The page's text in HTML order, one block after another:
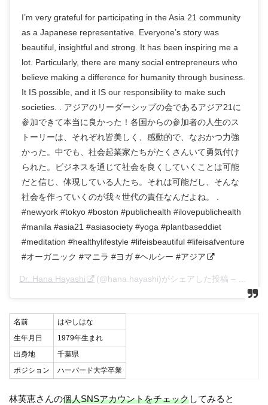
I’m very grateful for participating in the Asia 21 community
as a Japanese representative. Everyone’s story was
beautiful, insightful and strong. It has been inspiring me a
lot. Particularly, there are many social entrepreneurs who
believe making a difference for humanity through business.
It IS possible, and it IS our responsibility to make such
societies. . アジアのリーダーシップの会であるアジア21に
参加できて本当に良かった！各国からの参加者の人生のス
トーリーは、それぞれ皆美しく、感動的で、なおかつ力強
かった。中でも、社会起業家たちがたくさんいて勇気付け
られた。ビジネスを通じて社会を良くしていくことは可能
だと信じ、体現している人たち。それは可能だし、そんな
社会を作っていくのが我々世代の責任なんだよね。 .
#newyork #tokyo #boston #publichealth #ilovepublichealth
#manila #asia21 #asiasociety #yoga #plantbaseddiet
#meditation #healthylifestyle #lifeisbeautiful #lifeisafventure
#オーガニック #マニラ #ヨガ #ヘルシー #アジア
Dr. Hana Hayashi (@hana.hayashi)がシェアした投稿 – 2018
名前
はやしはな
生年月日
1979年生まれ
出身地
千葉県
ポジション
ハーバード大学卒業
林英恵さんの個人SNSアカウントをチェックしてみると